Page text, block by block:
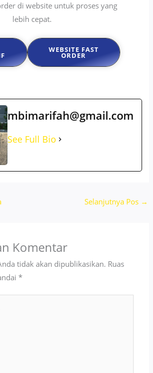
di website untuk proses yang
lebih cepat.
WEBSITE FAST
ORDER
mbimarifah@gmail.com
See Full Bio
Selanjutnya Pos →
Komentar
tidak akan dipublikasikan. Ruas
*